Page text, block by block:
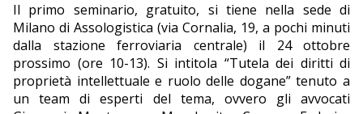
Il primo seminario, gratuito, si tiene nella sede di
Milano di Assologistica (via Cornalia, 19, a pochi minuti
dalla stazione ferroviaria centrale) il 24 ottobre
prossimo (ore 10-13). Si intitola “Tutela dei diritti di
proprietà intellettuale e ruolo delle dogane” tenuto a
un team di esperti del tema, ovvero gli avvocati